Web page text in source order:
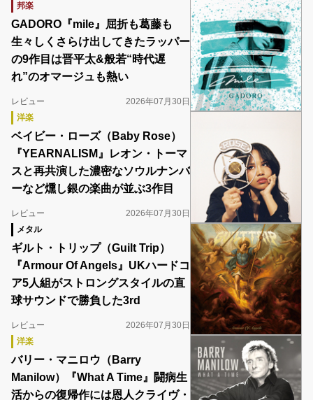
邦楽
GADORO『mile』屈折も葛藤も
生々しくさらけ出してきたラッパー
の9作目は晋平太&般若“時代遅
れ”のオマージュも熱い
レビュー
2026年07月30日
洋楽
ベイビー・ローズ（Baby Rose）
『YEARNALISM』レオン・トーマ
スと再共演した濃密なソウルナンバ
ーなど燻し銀の楽曲が並ぶ3作目
レビュー
2026年07月30日
メタル
ギルト・トリップ（Guilt Trip）
『Armour Of Angels』UKハードコ
ア5人組がストロングスタイルの直
球サウンドで勝負した3rd
レビュー
2026年07月30日
洋楽
バリー・マニロウ（Barry
Manilow）『What A Time』闘病生
活からの復帰作には恩人クライヴ・